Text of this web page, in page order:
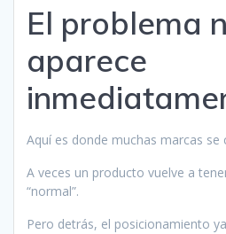
El problema
aparece
Aquí es donde muchas marcas se
A veces un producto vuelve a
“normal”.
Pero detrás, el posicionamiento